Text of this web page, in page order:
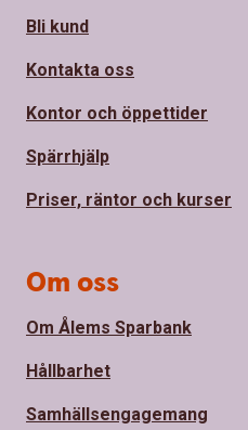
Bli kund
Kontakta oss
Kontor och öppettider
Spärrhjälp
Priser, räntor och kurser
Om oss
Om Ålems Sparbank
Hållbarhet
Samhällsengagemang